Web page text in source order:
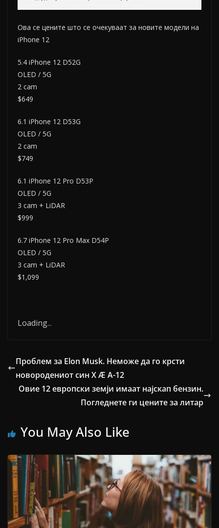
Ова се цените што се очекуваат за новите модели на
iPhone 12
5.4 iPhone 12 D52G
OLED / 5G
2 cam
$649
6.1 iPhone 12 D53G
OLED / 5G
2 cam
$749
6.1 iPhone 12 Pro D53P
OLED / 5G
3 cam + LiDAR
$999
6.7 iPhone 12 Pro Max D54P
OLED / 5G
3 cam + LiDAR
$1,099
Loading...
Проблем за Elon Musk. Неможе да го крсти
новородениот син X Æ A-12
Овие 12 европски земји имаат најскап бензин.
Погледнете ги цените за литар
You May Also Like